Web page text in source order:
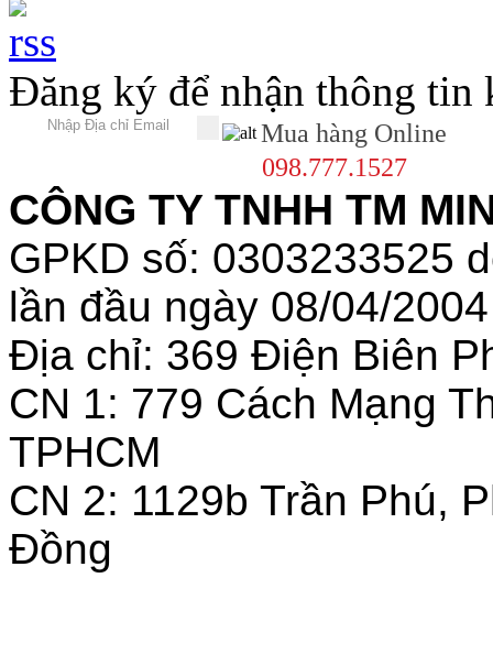
Đăng ký để nhận thông tin
Mua hàng Online
098.777.1527
CÔNG TY TNHH TM
GPKD số: 0303233525
lần đầu ngày 08/04/2004
Địa chỉ: 369 Điện Biên
CN 1: 779 Cách Mạng
TPHCM
CN 2: 1129b Trần Phú,
Đồng